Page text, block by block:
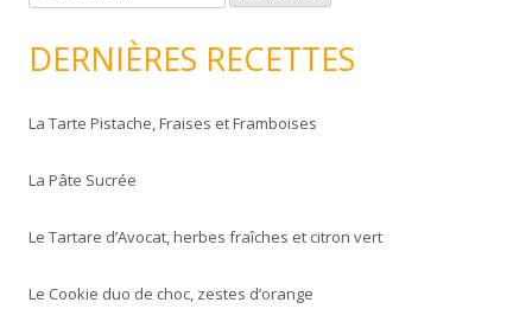
e
h
r
h
r
:
DERNIÈRES RECETTES
La Tarte Pistache, Fraises et Framboises
La Pâte Sucrée
Le Tartare d’Avocat, herbes fraîches et citron vert
Le Cookie duo de choc, zestes d’orange